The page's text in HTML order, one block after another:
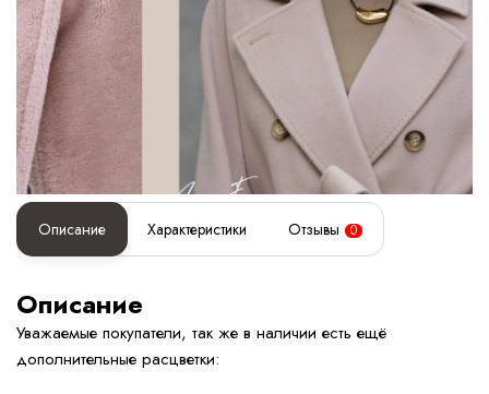
Описание Характеристики Отзывы 0
Описание
Уважаемые покупатели, так же в наличии есть ещё
дополнительные расцветки: